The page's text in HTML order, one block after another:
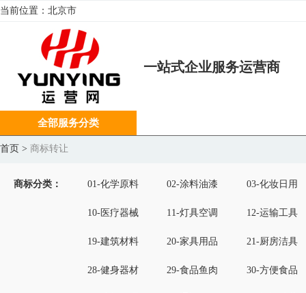
当前位置： 北京市
一站式企业服务运营商
全部服务分类
首页 > 商标转让
商标分类： 01-化学原料 02-涂料油漆 03-化妆日用
10-医疗器械 11-灯具空调 12-运输工具
19-建筑材料 20-家具用品 21-厨房洁具
28-健身器材 29-食品鱼肉 30-方便食品